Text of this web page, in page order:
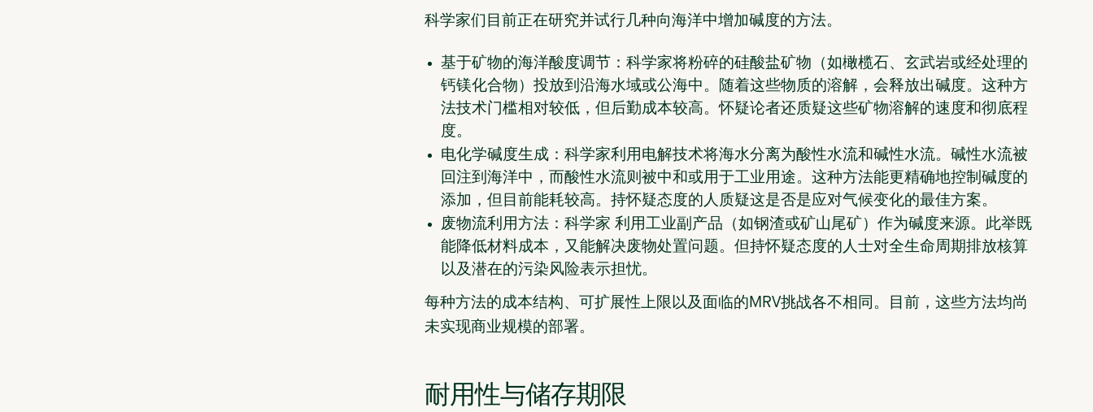
科学家们目前正在研究并试行几种向海洋中增加碱度的方法。
基于矿物的海洋酸度调节： 科学家将粉碎的硅酸盐矿物（如橄榄石、玄武岩或经处理的
钙镁化合物）投放到沿海水域或公海中。随着这些物质的溶解，会释放出碱度。这种方
法技术门槛相对较低，但后勤成本较高。怀疑论者还质疑这些矿物溶解的速度和彻底程
度。
电化学碱度生成： 科学家利用电解技术将海水分离为酸性水流和碱性水流。碱性水流被
回注到海洋中，而酸性水流则被中和或用于工业用途。这种方法能更精确地控制碱度的
添加，但目前能耗较高。持怀疑态度的人质疑这是否是应对气候变化的最佳方案。
废物流利用方法：科学家 利用工业副产品（如钢渣或矿山尾矿）作为碱度来源。此举既
能降低材料成本，又能解决废物处置问题。但持怀疑态度的人士对全生命周期排放核算
以及潜在的污染风险表示担忧。
每种方法的成本结构、可扩展性上限以及面临的MRV挑战各不相同。目前，这些方法均尚
未实现商业规模的部署。
耐用性与储存期限